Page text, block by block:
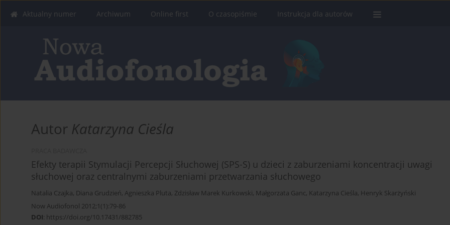
Aktualny numer Archiwum Online first O czasopiśmie Instrukcja dla autorów
Autor Katarzyna Cieśla
Efekty terapii Stymulacji Percepcji Słuchowej (SPS-S) u dzieci z zaburzeniami koncentracji uwagi
słuchowej oraz centralnymi zaburzeniami przetwarzania słuchowego
Natalia Czajka, Diana Grudzień, Agnieszka Pluta, Zdzisław Marek Kurkowski, Małgorzata Ganc, Katarzyna Cieśla, Henryk Skarżyński
Now Audiofonol 2012;1(1):79-86
DOI: https://doi.org/10.17431/882785